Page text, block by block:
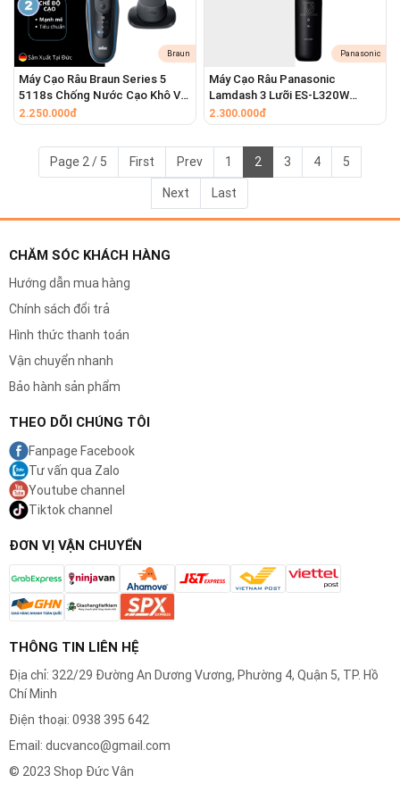
hóc nhất chỉ trong một vài đường lướt.
3. Đầu Tỉa Tích Hợp Cao Cấp
Chất liệu vượt trội:
không gỉ dùng trong y tế đạt độ bén trọn đời.
Công dụng:Thiết kế dạng bật lên (pop-up) ở mặt sau
máy, chuyên dùng để cắt tỉa, tạo dáng chính xác tuyệt đối
mai, hoặc các khu vực nhạy cảm, khó tiếp cận như vùng
Braun
Máy Cạo Râu Braun Series 5
5118s Chống Nước Cạo Khô Và
Ướt, Chế Độ Turbo Kèm Đầu
Tỉa Chính Xác
2.250.000đ
Panasonic
Máy Cạo Râu Panasonic
Lamdash 3 Lưỡi ES-L320W
Chống Nước Cạo Khô Và Ướt
Tạo Bọt Tông Đơ Cắt Tóc Mai
2.300.000đ
Page 2 / 5 First Prev 1 2 3 4 5
Next Last
CHĂM SÓC KHÁCH HÀNG
Hướng dẫn mua hàng
Chính sách đổi trả
Hình thức thanh toán
Vận chuyển nhanh
Bảo hành sản phẩm
THEO DÕI CHÚNG TÔI
Fanpage Facebook
Tư vấn qua Zalo
Youtube channel
Tiktok channel
ĐƠN VỊ VẬN CHUYỂN
THÔNG TIN LIÊN HỆ
Địa chỉ: 322/29 Đường An Dương Vương, Phường 4, Quận 5, TP. Hồ
Chí Minh
Điện thoại: 0938 395 642
Email: ducvanco@gmail.com
© 2023 Shop Đức Vân